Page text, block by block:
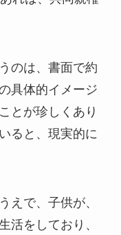
のは、書面で約
具体的イメージ
とが珍しくあり
ると、現実的に
えで、子供が、
活をしており、